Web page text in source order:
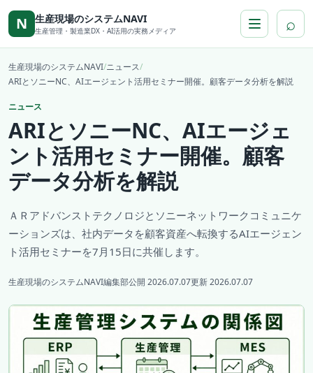
本文へ移動
N 生産現場のシステムNAVI
生産管理・製造業DX・AI活用の実務メディア ⌕
生産現場のシステムNAVI/ニュース/
ARIとソニーNC、AIエージェント活用セミナー開催。顧客データ分析を解説
ニュース
ARIとソニーNC、AIエージェ
ント活用セミナー開催。顧客
データ分析を解説
ＡＲアドバンストテクノロジとソニーネットワークコミュニケ
ーションズは、社内データを顧客資産へ転換するAIエージェン
ト活用セミナーを7月15日に共催します。
生産現場のシステムNAVI編集部公開 2026.07.07更新 2026.07.07